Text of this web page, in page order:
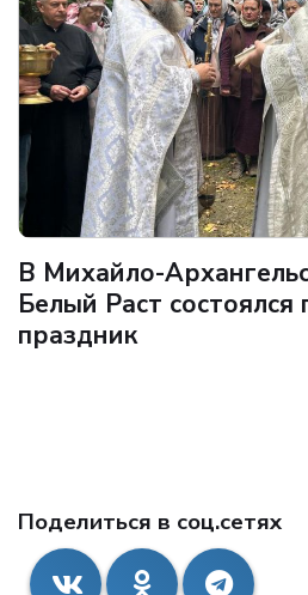
В Михайло-
Белый Раст состоялся
праздник
Поделиться в соц.сетях